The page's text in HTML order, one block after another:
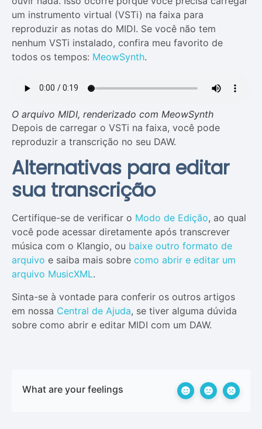
um instrumento virtual (VSTi) na faixa para
reproduzir as notas do MIDI. Se você não tem
nenhum VSTi instalado, confira meu favorito de
todos os tempos: MeowSynth.
O arquivo MIDI, renderizado com MeowSynth
Depois de carregar o VSTi na faixa, você pode
reproduzir a transcrição no seu DAW.
Alternativas para editar
sua transcrição
Certifique-se de verificar o Modo de Edição, ao qual
você pode acessar diretamente após transcrever
música com o Klangio, ou baixe outro formato de
arquivo e saiba mais sobre como abrir e editar um
arquivo MusicXML.
Sinta-se à vontade para conferir os outros artigos
em nossa Central de Ajuda, se tiver alguma dúvida
sobre como abrir e editar MIDI com um DAW.
What are your feelings